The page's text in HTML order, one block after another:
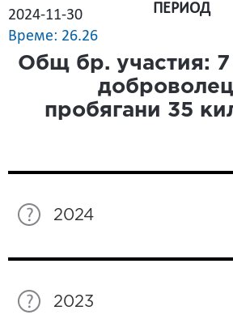
2024-11-30
Време: 26.26
ПЕРИОД
Общ бр. участия: 7
доброволец
пробягани 35
2024
2023